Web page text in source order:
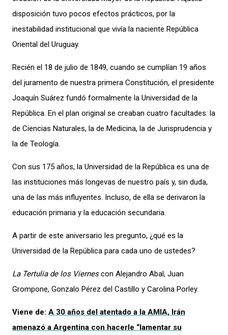
disposición tuvo pocos efectos prácticos, por la
inestabilidad institucional que vivía la naciente República
Oriental del Uruguay.
Recién el 18 de julio de 1849, cuando se cumplían 19 años
del juramento de nuestra primera Constitución, el presidente
Joaquín Suárez fundó formalmente la Universidad de la
República. En el plan original se creaban cuatro facultades: la
de Ciencias Naturales, la de Medicina, la de Jurisprudencia y
la de Teología.
Con sus 175 años, la Universidad de la República es una de
las instituciones más longevas de nuestro país y, sin duda,
una de las más influyentes. Incluso, de ella se derivaron la
educación primaria y la educación secundaria.
A partir de este aniversario les pregunto, ¿qué es la
Universidad de la República para cada uno de ustedes?
La Tertulia de los Viernescon Alejandro Abal, Juan
Grompone, Gonzalo Pérez del Castillo y Carolina Porley.
Viene de: A 30 años del atentado a la AMIA, Irán
amenazó a Argentina con hacerle “lamentar su